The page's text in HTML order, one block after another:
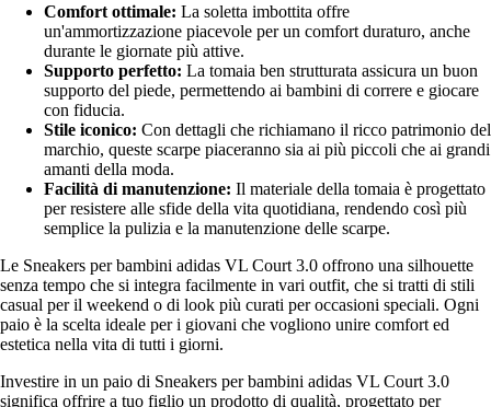
Comfort ottimale: La soletta imbottita offre
un'ammortizzazione piacevole per un comfort duraturo, anche
durante le giornate più attive.
Supporto perfetto: La tomaia ben strutturata assicura un buon
supporto del piede, permettendo ai bambini di correre e giocare
con fiducia.
Stile iconico: Con dettagli che richiamano il ricco patrimonio del
marchio, queste scarpe piaceranno sia ai più piccoli che ai grandi
amanti della moda.
Facilità di manutenzione: Il materiale della tomaia è progettato
per resistere alle sfide della vita quotidiana, rendendo così più
semplice la pulizia e la manutenzione delle scarpe.
Le Sneakers per bambini adidas VL Court 3.0 offrono una silhouette
senza tempo che si integra facilmente in vari outfit, che si tratti di stili
casual per il weekend o di look più curati per occasioni speciali. Ogni
paio è la scelta ideale per i giovani che vogliono unire comfort ed
estetica nella vita di tutti i giorni.
Investire in un paio di Sneakers per bambini adidas VL Court 3.0
significa offrire a tuo figlio un prodotto di qualità, progettato per